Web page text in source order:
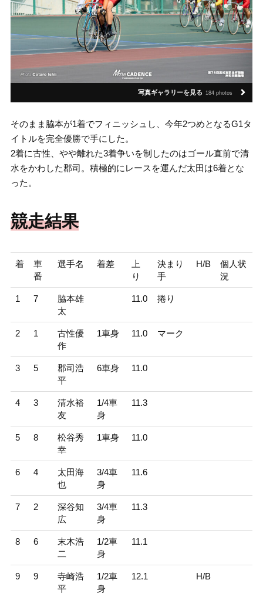
写真ギャラリーを見る 184 photos
そのまま脇本が1着でフィニッシュし、今年2つめとなるG1タ
イトルを完全優勝で手にした。
2着に古性、やや離れた3着争いを制したのはゴール直前で清
水をかわした郡司。積極的にレースを運んだ太田は6着とな
った。
競走結果
着
車
番
選手名 着差
上
り
決まり
手
H/B
個人状
況
1 7
脇本雄
太
11.0 捲り
2 1
古性優
作
1車身 11.0 マーク
3 5
郡司浩
平
6車身 11.0
4 3
清水裕
友
1/4車
身
11.3
5 8
松谷秀
幸
1車身 11.0
6 4
太田海
也
3/4車
身
11.6
7 2
深谷知
広
3/4車
身
11.3
8 6
末木浩
二
1/2車
身
11.1
9 9
寺崎浩
平
1/2車
身
12.1 H/B